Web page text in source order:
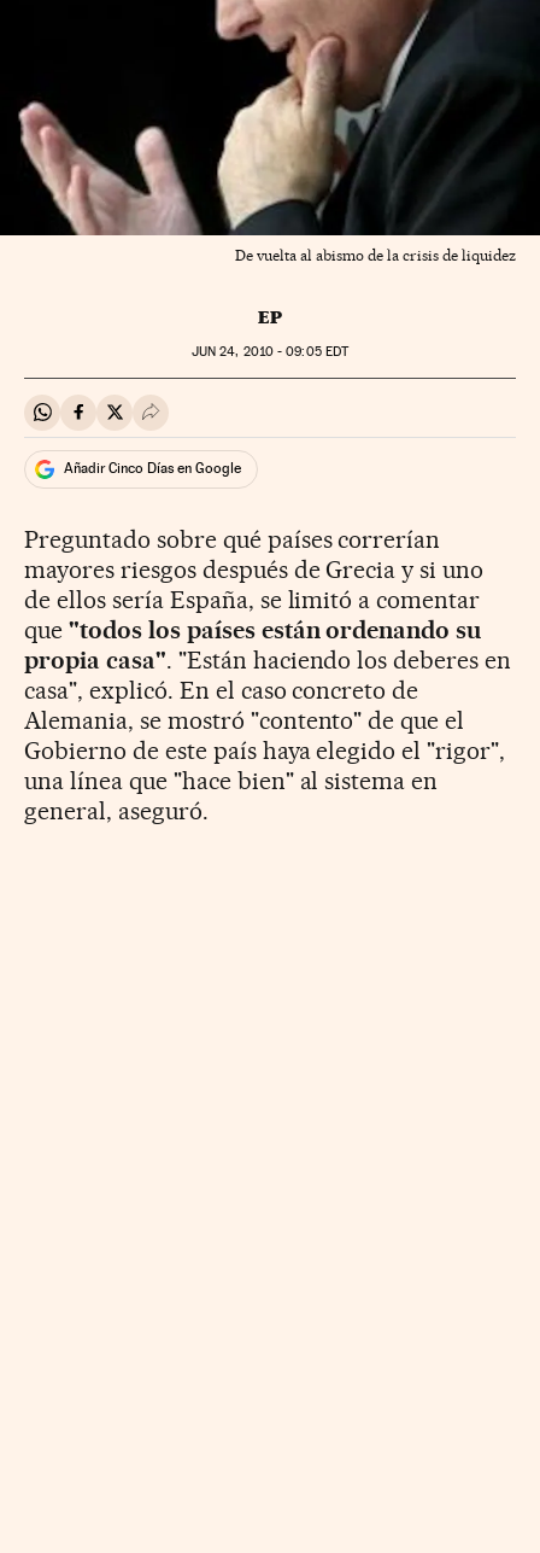
De vuelta al abismo de la crisis de liquidez
EP
JUN 24, 2010 - 09:05EDT
Compartir en Whatsapp
Compartir en Facebook
Compartir en Twitter
Desplegar Redes Sociales
Añadir Cinco Días en Google
Preguntado sobre qué países correrían
mayores riesgos después de Grecia y si uno
de ellos sería España, se limitó a comentar
que"todos los países están ordenando su
propia casa". "Están haciendo los deberes en
casa", explicó. En el caso concreto de
Alemania, se mostró "contento" de que el
Gobierno de este país haya elegido el "rigor",
una línea que "hace bien" al sistema en
general, aseguró.